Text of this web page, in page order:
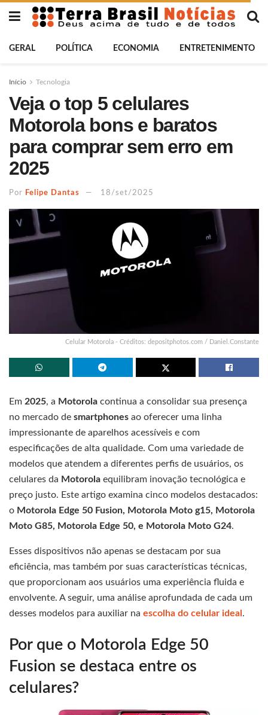
GERAL POLÍTICA ECONOMIA ENTRETENIMENTO
Início Tecnologia
Veja o top 5 celulares
Motorola bons e baratos
para comprar sem erro em
2025
Por Felipe Dantas 18/set/2025
Celular Motorola - Créditos: depositphotos.com / Daniel.Constante
Em 2025, a Motorola continua a consolidar sua presença
no mercado de smartphones ao oferecer uma linha
impressionante de aparelhos acessíveis e com
especificações de alta qualidade. Com uma variedade de
modelos que atendem a diferentes perfis de usuários, os
celulares da Motorola equilibram inovação tecnológica e
preço justo. Este artigo examina cinco modelos destacados:
o Motorola Edge 50 Fusion, Motorola Moto g15, Motorola
Moto G85, Motorola Edge 50, e Motorola Moto G24.
Esses dispositivos não apenas se destacam por sua
eficiência, mas também por suas características técnicas,
que proporcionam aos usuários uma experiência fluida e
envolvente. A seguir, uma análise aprofundada de cada um
desses modelos para auxiliar na escolha do celular ideal .
Por que o Motorola Edge 50
Fusion se destaca entre os
celulares?